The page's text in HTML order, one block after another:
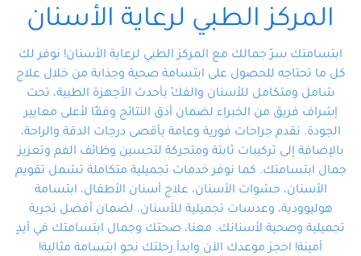
وتضمن لك حلاً شاملًا لجميع
المتخصص ذوي الخبرة، ستجد نفسك
في أيد أمينة تلبي احتياجاتك بكل
احترافية ودقة.
المركز الطبي لرعاية الأسنان
ابتسامتك سرّ جمالك مع المركز الطبي لرعاية الأسنان! نوفر لك
كل ما تحتاجه للحصول على ابتسامة صحية وجذابة من خلال علاج
شامل ومتكامل للأسنان والفكّ بأحدث الأجهزة الطبية، تحت
إشراف فريق من الخبراء لضمان أدق النتائج وفقًا لأعلى معايير
الجودة. نقدم جراحات فورية وعامة بأقصى درجات الدقة والراحة،
بالإضافة إلى تركيبات ثابتة ومتحركة لتحسين وظائف الفم وتعزيز
جمال ابتسامتك. كما نوفر خدمات تجميلية متكاملة تشمل تقويم
الأسنان، حشوات الأسنان، علاج أسنان الأطفال، ابتسامة
هوليوودية، وعدسات تجميلية للأسنان، لضمان أفضل تجربة
تجميلية وصحية لأسنانك. معنا، صحتك وجمال ابتسامتك في أيدٍ
أمينة! احجز موعدك الآن وابدأ رحلتك نحو ابتسامة مثالية!